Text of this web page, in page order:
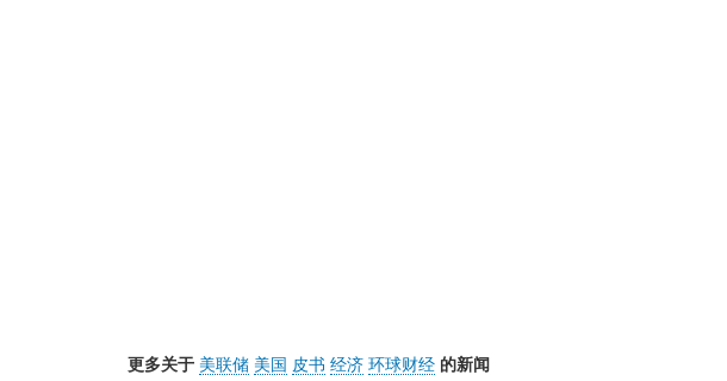
更多关于 美联储 美国 皮书 经济 环球财经 的新闻